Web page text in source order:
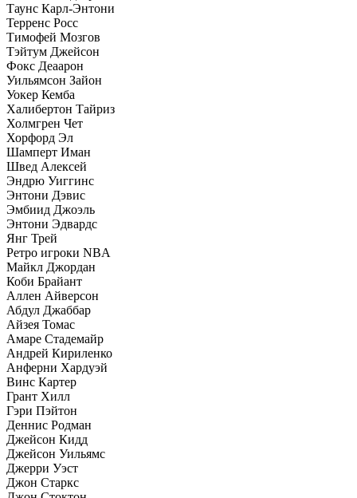
Таунс Карл-Энтони
Терренс Росс
Тимофей Мозгов
Тэйтум Джейсон
Фокс Деаарон
Уильямсон Зайон
Уокер Кемба
Халибертон Тайриз
Холмгрен Чет
Хорфорд Эл
Шамперт Иман
Швед Алексей
Эндрю Уиггинс
Энтони Дэвис
Эмбиид Джоэль
Энтони Эдвардс
Янг Трей
Ретро игроки NBA
Майкл Джордан
Коби Брайант
Аллен Айверсон
Абдул Джаббар
Айзея Томас
Амаре Стадемайр
Андрей Кириленко
Анферни Xардуэй
Винс Картер
Грант Хилл
Гэри Пэйтон
Деннис Родман
Джейсон Кидд
Джейсон Уильямс
Джерри Уэст
Джон Старкс